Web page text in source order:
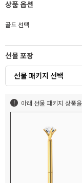
상품 옵션
골드 선택
선물 포장
선물 패키지 선택
아래 선물 패키지 상품